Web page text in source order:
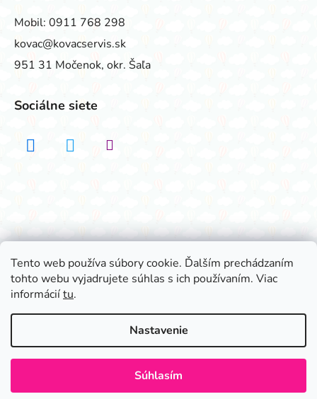
Tento web používa súbory cookie. Ďalším prechádzaním
tohto webu vyjadrujete súhlas s ich používaním. Viac
informáciítu.
Nastavenie
Súhlasím
Mobil: 0911 768 298
kovac@kovacservis.sk
951 31 Močenok, okr. Šaľa
Sociálne siete
vyhradené.